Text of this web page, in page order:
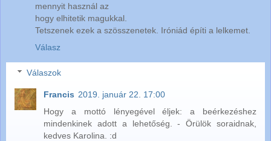
mennyit használ az
hogy elhitetik magukkal.
Tetszenek ezek a szösszenetek. Iróniád építi a lelkemet.
Válasz
Válaszok
Francis 2019. január 22. 17:00
Hogy a mottó lényegével éljek: a beérkezéshez
mindenkinek adott a lehetőség. - Örülök soraidnak,
kedves Karolina. :d